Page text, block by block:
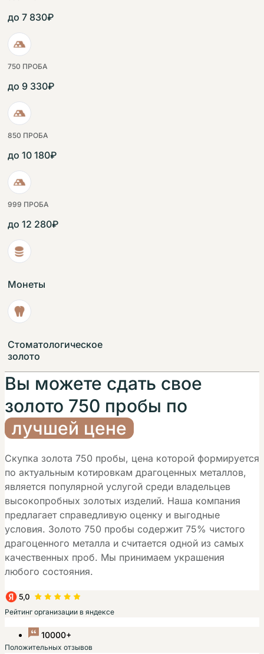
до 7 830₽
750 ПРОБА
до 9 330₽
850 ПРОБА
до 10 180₽
999 ПРОБА
до 12 280₽
Монеты
Стоматологическое
золото
Вы можете cдать свое
золото 750 пробы по
лучшей цене
Скупка золота 750 пробы, цена которой формируется
по актуальным котировкам драгоценных металлов,
является популярной услугой среди владельцев
высокопробных золотых изделий. Наша компания
предлагает справедливую оценку и выгодные
условия. Золото 750 пробы содержит 75% чистого
драгоценного металла и считается одной из самых
качественных проб. Мы принимаем украшения
любого состояния.
Рейтинг организации в яндексе
10000+
Положительных отзывов